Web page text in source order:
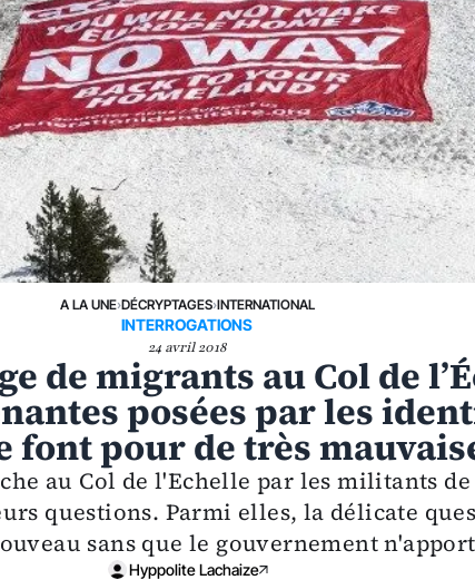
A LA UNE›DÉCRYPTAGES›INTERNATIONAL
INTERROGATIONS
24 avril 2018
de migrants au Col de
posées par les
font pour de très
au Col de l'Echelle par les militants
questions. Parmi elles, la délicate
sans que le gouvernement
Hyppolite Lachaize